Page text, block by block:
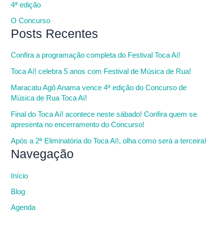
4ª edição
O Concurso
Posts Recentes
Confira a programação completa do Festival Toca Aí!
Toca Aí! celebra 5 anos com Festival de Música de Rua!
Maracatu Agô Anama vence 4ª edição do Concurso de
Música de Rua Toca Aí!
Final do Toca Aí! acontece neste sábado! Confira quem se
apresenta no encerramento do Concurso!
Após a 2ª Eliminatória do Toca Aí!, olha como será a terceira!
Navegação
Início
Blog
Agenda